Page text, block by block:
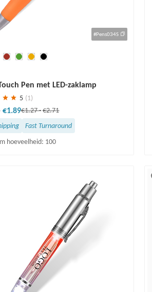
#Pens034S
Pen met LED-zaklamp
5 (1)
€1.89€1.27-€2.71
Fast Turnaround
hoeveelheid: 100